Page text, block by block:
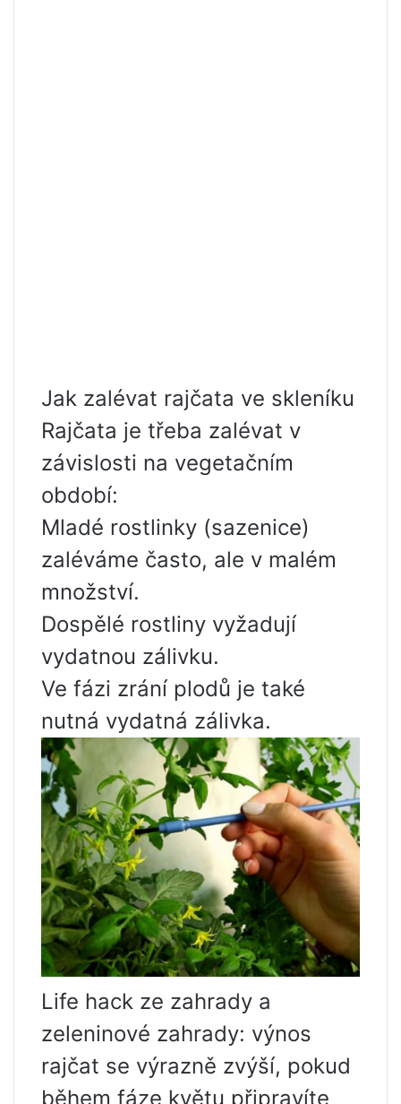
Jak zalévat rajčata ve skleníku
Rajčata je třeba zalévat v
závislosti na vegetačním
období:
Mladé rostlinky (sazenice)
zaléváme často, ale v malém
množství.
Dospělé rostliny vyžadují
vydatnou zálivku.
Ve fázi zrání plodů je také
nutná vydatná zálivka.
Life hack ze zahrady a
zeleninové zahrady: výnos
rajčat se výrazně zvýší, pokud
během fáze květu připravíte